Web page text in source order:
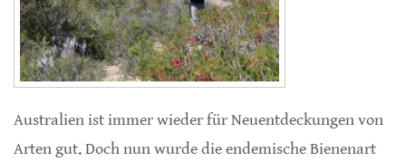
Australien ist immer wieder für Neuentdeckungen von
Arten gut. Doch nun wurde die endemische Bienenart